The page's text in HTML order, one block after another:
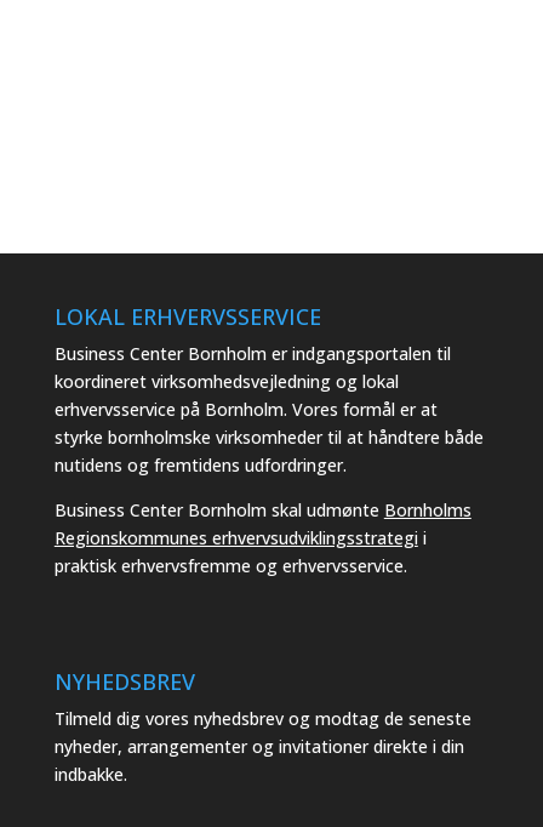
LOKAL ERHVERVSSERVICE
Business Center Bornholm er indgangsportalen til
koordineret virksomhedsvejledning og lokal
erhvervsservice på Bornholm. Vores formål er at
styrke bornholmske virksomheder til at håndtere både
nutidens og fremtidens udfordringer.
Business Center Bornholm skal udmønte Bornholms
Regionskommunes erhvervsudviklingsstrategii
praktisk erhvervsfremme og erhvervsservice.
NYHEDSBREV
Tilmeld dig vores nyhedsbrev og modtag de seneste
nyheder, arrangementer og invitationer direkte i din
indbakke.